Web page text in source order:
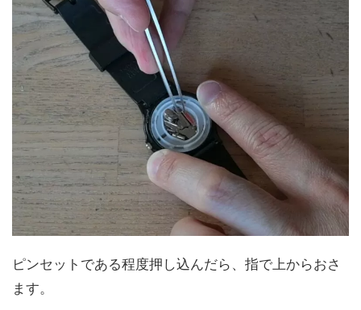
ピンセットである程度押し込んだら、指で上からおさ
ます。